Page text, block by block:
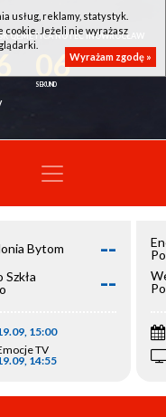
QEMETICA NOTEĆ INOWROCŁAW
06
Bytom --
--
15:00
TV
14:55
usług, reklamy, statystyk.
cookie. Jeżeli nie wyrażasz
Wyrażam zgodę »